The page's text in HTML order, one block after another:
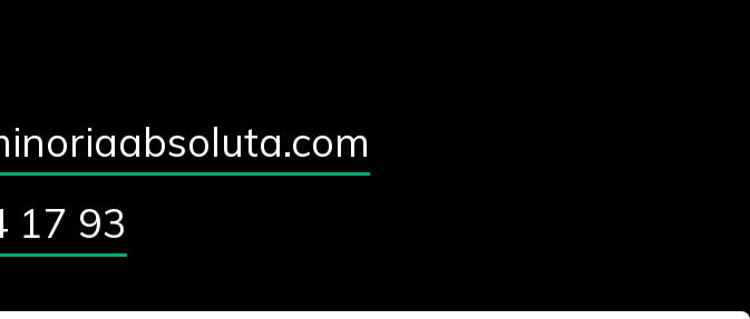
17 93